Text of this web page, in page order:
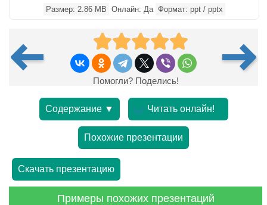
Размер: 2.86 MB Онлайн: Да Формат: ppt / pptx
Помогли? Поделись!
Содержание ▼ Читать онлайн!
Похожие презентации
Скачать презентацию
Примеры похожих презентаций